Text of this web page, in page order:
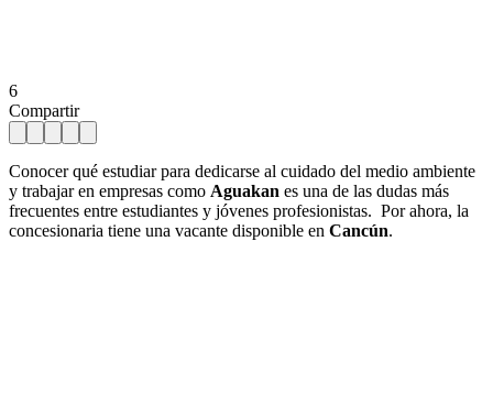
6
Compartir
Conocer qué estudiar para dedicarse al cuidado del medio ambiente
y trabajar en empresas como Aguakan es una de las dudas más
frecuentes entre estudiantes y jóvenes profesionistas. Por ahora, la
concesionaria tiene una vacante disponible en Cancún.